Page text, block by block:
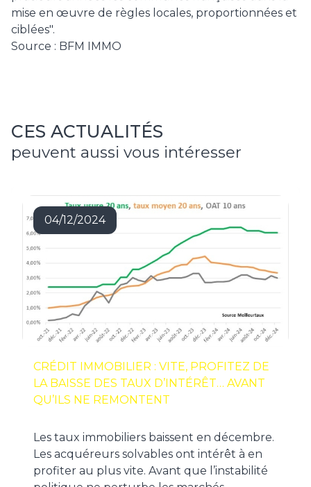
mise en œuvre de règles locales, proportionnées et
ciblées".
Source : BFM IMMO
CES ACTUALITÉS
peuvent aussi vous intéresser
04/12/2024
CRÉDIT IMMOBILIER : VITE, PROFITEZ DE
LA BAISSE DES TAUX D’INTÉRÊT… AVANT
QU’ILS NE REMONTENT
Les taux immobiliers baissent en décembre.
Les acquéreurs solvables ont intérêt à en
profiter au plus vite. Avant que l’instabilité